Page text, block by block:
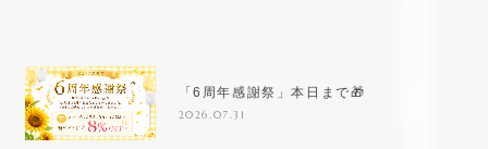
「6周年感謝祭」本日まで🎁
2026.07.31